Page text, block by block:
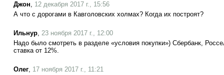
Джон, 12 декабря 2017 г., 15:56
А что с дорогами в Кавголовских холмах? Когда их построят?
Ильнур, 23 ноября 2017 г., 12:00
Надо было смотреть в разделе «условия покупки») Сбербанк,
ставка от 12%.
Олег, 17 ноября 2017 г., 11:21